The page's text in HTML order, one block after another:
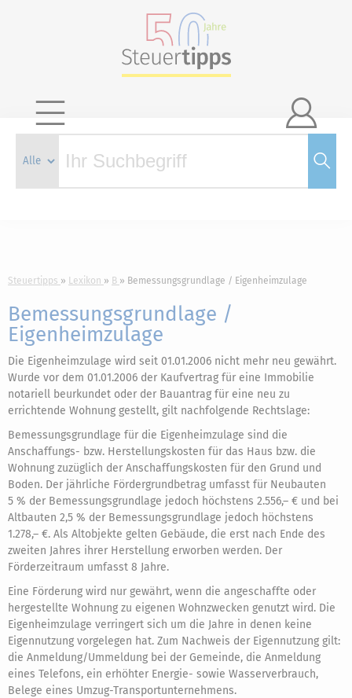

Steuertipps Lexikon B Bemessungsgrundlage / Eigenheimzulage
Bemessungsgrundlage /
Eigenheimzulage
Die Eigenheimzulage wird seit 01.01.2006 nicht mehr neu gewährt.
Wurde vor dem 01.01.2006 der Kaufvertrag für eine Immobilie
notariell beurkundet oder der Bauantrag für eine neu zu
errichtende Wohnung gestellt, gilt nachfolgende Rechtslage:
Bemessungsgrundlage für die Eigenheimzulage sind die
Anschaffungs- bzw. Herstellungskosten für das Haus bzw. die
Wohnung zuzüglich der Anschaffungskosten für den Grund und
Boden. Der jährliche Fördergrundbetrag umfasst für Neubauten
5 % der Bemessungsgrundlage jedoch höchstens 2.556,– € und bei
Altbauten 2,5 % der Bemessungsgrundlage jedoch höchstens
1.278,– €. Als Altobjekte gelten Gebäude, die erst nach Ende des
zweiten Jahres ihrer Herstellung erworben werden. Der
Förderzeitraum umfasst 8 Jahre.
Eine Förderung wird nur gewährt, wenn die angeschaffte oder
hergestellte Wohnung zu eigenen Wohnzwecken genutzt wird. Die
Eigenheimzulage verringert sich um die Jahre in denen keine
Eigennutzung vorgelegen hat. Zum Nachweis der Eigennutzung gilt:
die Anmeldung/Ummeldung bei der Gemeinde, die Anmeldung
eines Telefons, ein erhöhter Energie- sowie Wasserverbrauch,
Belege eines Umzug-Transportunternehmens.